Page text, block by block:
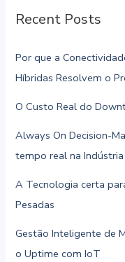
Recent Posts
Por que a
Híbridas Resolvem o
O Custo Real do
Always On Decision-
tempo real na
A Tecnologia certa
Pesadas
Gestão Inteligente de
o Uptime com IoT